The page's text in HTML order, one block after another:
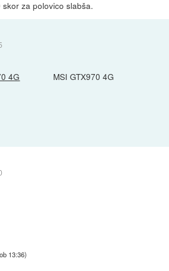
za polovico slabša.
MSI GTX970 4G
13:36)